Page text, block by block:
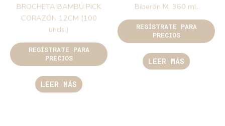
BROCHETA BAMBÚ PICK
CORAZÓN 12CM (100
unds.)
REGÍSTRATE PARA
PRECIOS
LEER MÁS
Biberón M. 360 ml.
REGÍSTRATE PARA
PRECIOS
LEER MÁS